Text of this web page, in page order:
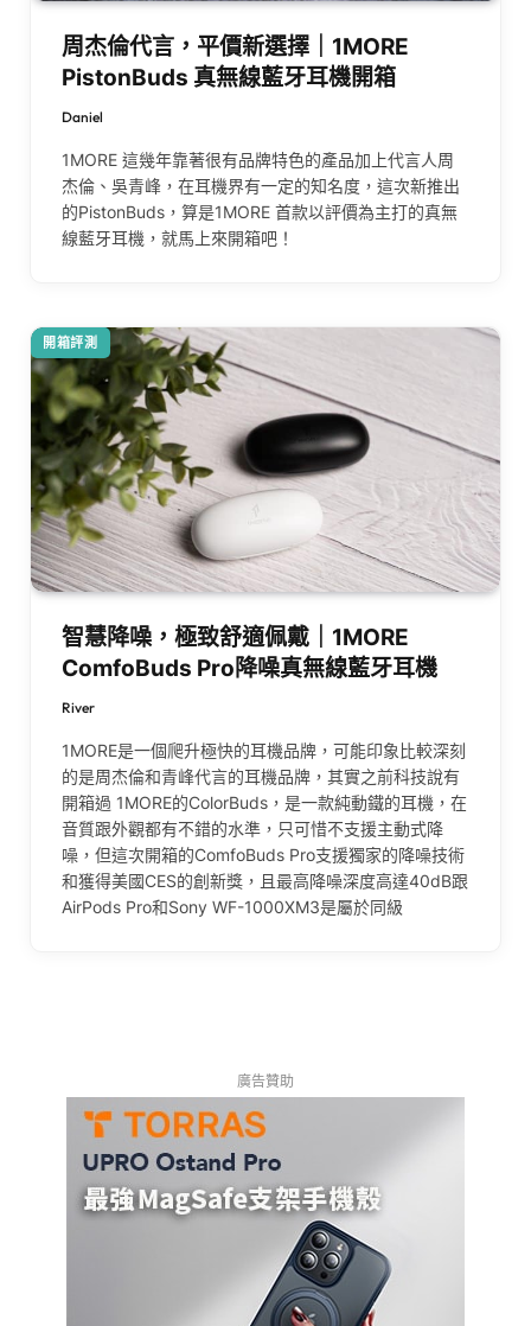
周杰倫代言，平價新選擇｜1MORE
PistonBuds 真無線藍牙耳機開箱
Daniel
1MORE 這幾年靠著很有品牌特色的產品加上代言人周
杰倫、吳青峰，在耳機界有一定的知名度，這次新推出
的PistonBuds，算是1MORE 首款以評價為主打的真無
線藍牙耳機，就馬上來開箱吧！
開箱評測
智慧降噪，極致舒適佩戴｜1MORE
ComfoBuds Pro降噪真無線藍牙耳機
River
1MORE是一個爬升極快的耳機品牌，可能印象比較深刻
的是周杰倫和青峰代言的耳機品牌，其實之前科技說有
開箱過 1MORE的ColorBuds，是一款純動鐵的耳機，在
音質跟外觀都有不錯的水準，只可惜不支援主動式降
噪，但這次開箱的ComfoBuds Pro支援獨家的降噪技術
和獲得美國CES的創新獎，且最高降噪深度高達40dB跟
AirPods Pro和Sony WF-1000XM3是屬於同級
廣告贊助